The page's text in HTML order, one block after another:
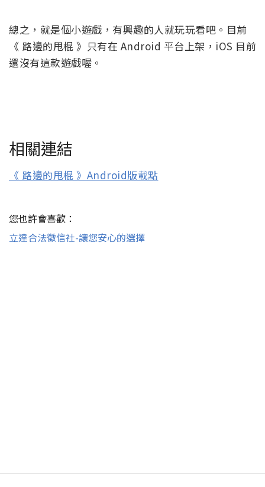
總之，就是個小遊戲，有興趣的人就玩玩看吧。目前
《 路邊的甩棍 》只有在 Android 平台上架，iOS 目前
還沒有這款遊戲喔。
相關連結
《 路邊的甩棍 》Android版載點
您也許會喜歡：
立達合法徵信社-讓您安心的選擇